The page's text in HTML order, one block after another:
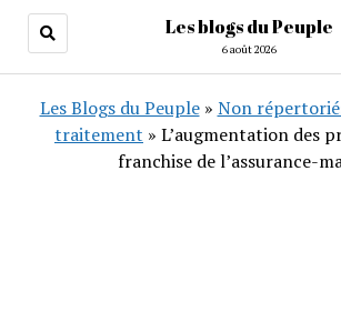
Les blogs du Peuple
6 août 2026
Les Blogs du Peuple» Non
traitement » L’augmentation des
franchise de l’assurance-